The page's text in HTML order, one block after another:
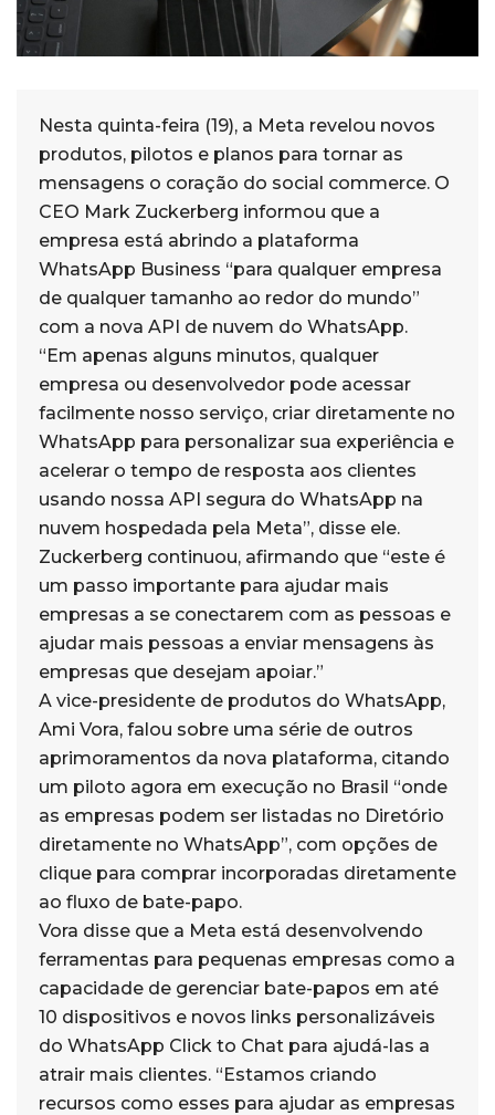
Nesta quinta-feira (19), a Meta revelou novos
produtos, pilotos e planos para tornar as
mensagens o coração do social commerce. O
CEO Mark Zuckerberg informou que a
empresa está abrindo a plataforma
WhatsApp Business “para qualquer empresa
de qualquer tamanho ao redor do mundo”
com a nova API de nuvem do WhatsApp.
“Em apenas alguns minutos, qualquer
empresa ou desenvolvedor pode acessar
facilmente nosso serviço, criar diretamente no
WhatsApp para personalizar sua experiência e
acelerar o tempo de resposta aos clientes
usando nossa API segura do WhatsApp na
nuvem hospedada pela Meta”, disse ele.
Zuckerberg continuou, afirmando que “este é
um passo importante para ajudar mais
empresas a se conectarem com as pessoas e
ajudar mais pessoas a enviar mensagens às
empresas que desejam apoiar.”
A vice-presidente de produtos do WhatsApp,
Ami Vora, falou sobre uma série de outros
aprimoramentos da nova plataforma, citando
um piloto agora em execução no Brasil “onde
as empresas podem ser listadas no Diretório
diretamente no WhatsApp”, com opções de
clique para comprar incorporadas diretamente
ao fluxo de bate-papo.
Vora disse que a Meta está desenvolvendo
ferramentas para pequenas empresas como a
capacidade de gerenciar bate-papos em até
10 dispositivos e novos links personalizáveis
do WhatsApp Click to Chat para ajudá-las a
atrair mais clientes. “Estamos criando
recursos como esses para ajudar as empresas